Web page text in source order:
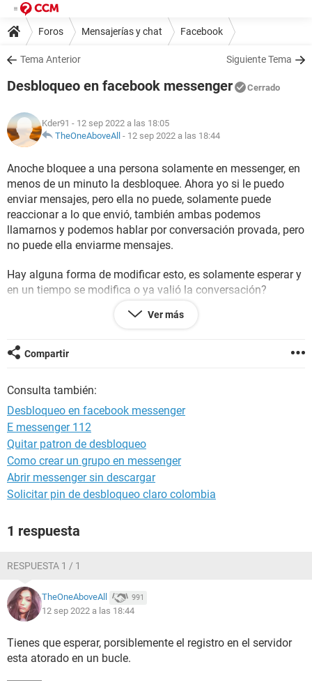
Foros Mensajerías y chat Facebook
Tema Anterior Siguiente Tema
Desbloqueo en facebook messenger Cerrado
Kder91 - 12 sep 2022 a las 18:05
TheOneAboveAll - 12 sep 2022 a las 18:44
Anoche bloquee a una persona solamente en messenger, en
menos de un minuto la desbloquee. Ahora yo si le puedo
enviar mensajes, pero ella no puede, solamente puede
reaccionar a lo que envió, también ambas podemos
llamarnos y podemos hablar por conversación provada, pero
no puede ella enviarme mensajes.
Hay alguna forma de modificar esto, es solamente esperar y
en un tiempo se modifica o ya valió la conversación?
Ver más
Compartir
Consulta también:
Desbloqueo en facebook messenger
E messenger 112
Quitar patron de desbloqueo
Como crear un grupo en messenger
Abrir messenger sin descargar
Solicitar pin de desbloqueo claro colombia
1 respuesta
RESPUESTA 1 / 1
TheOneAboveAll 991
12 sep 2022 a las 18:44
Tienes que esperar, porsiblemente el registro en el servidor
esta atorado en un bucle.